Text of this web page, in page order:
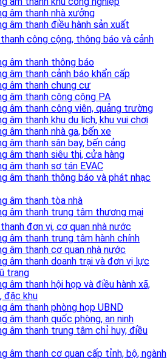
âm thanh nhà xưởng
âm thanh điều hành sản xuất
công cộng, thông báo và cảnh
âm thanh thông báo
âm thanh cảnh báo khẩn cấp
âm thanh chung cư
âm thanh công cộng PA
âm thanh công viên, quảng trường
âm thanh khu du lịch, khu vui chơi
âm thanh nhà ga, bến xe
âm thanh sân bay, bến cảng
âm thanh siêu thị, cửa hàng
âm thanh sơ tán EVAC
âm thanh thông báo và phát nhạc
âm thanh tòa nhà
âm thanh trung tâm thương mại
đơn vị, cơ quan nhà nước
âm thanh trung tâm hành chính
âm thanh cơ quan nhà nước
âm thanh doanh trại và đơn vị lực
trang
âm thanh hội họp và điều hành xã,
đặc khu
âm thanh phòng họp UBND
âm thanh quốc phòng, an ninh
âm thanh trung tâm chỉ huy, điều
âm thanh cơ quan cấp tỉnh, bộ, ngành